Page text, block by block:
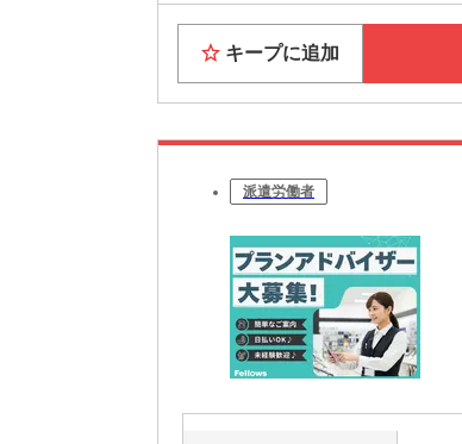
キープに追加
派遣労働者